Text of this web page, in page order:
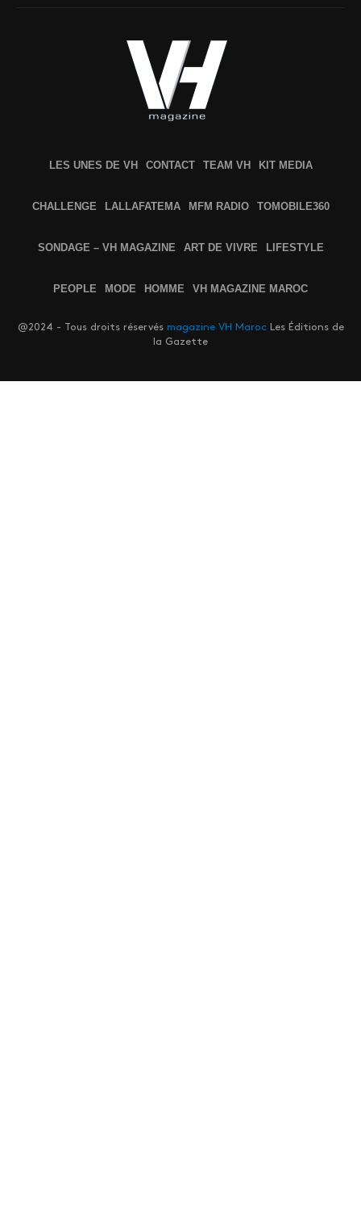
LES UNES DE VH CONTACT TEAM VH KIT MEDIA
CHALLENGE LALLAFATEMA MFM RADIO TOMOBILE360
SONDAGE – VH MAGAZINE ART DE VIVRE LIFESTYLE
PEOPLE MODE HOMME VH MAGAZINE MAROC
@2024 - Tous droits réservés magazine VH MarocLes Éditions de
la Gazette